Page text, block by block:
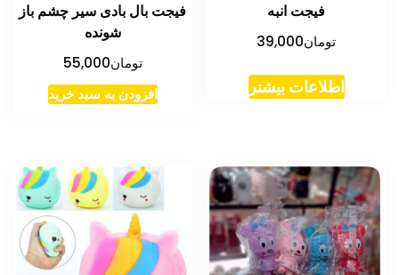
فیجت انبه
تومان39,000
اطلاعات بیشتر
فیجت بال بادی سیر چشم باز
شونده
تومان55,000
افزودن به سبد خرید